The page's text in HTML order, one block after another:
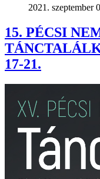
2021. szeptember
15. PÉCSI
17-21.